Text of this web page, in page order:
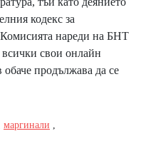
кодекс за
нареди на БНТ
всички свои онлайн
продължава да се
маргинали